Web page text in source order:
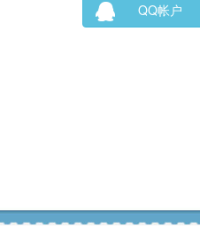
QQ帐户